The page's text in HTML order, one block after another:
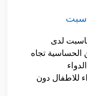
لدى
الحساسية تجاه
للاطفال دون